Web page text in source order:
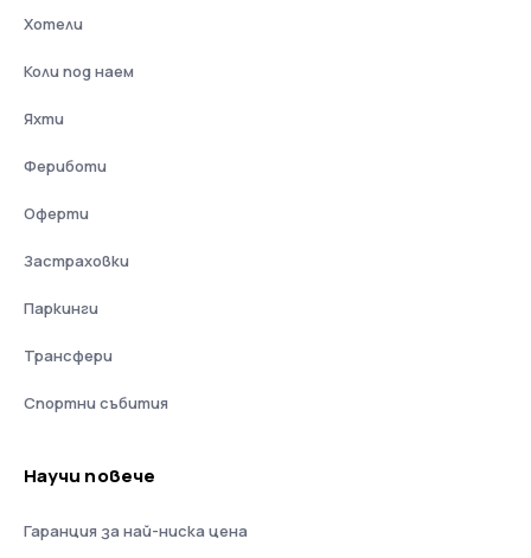
Хотели
Коли под наем
Яхти
Фериботи
Оферти
Застраховки
Паркинги
Трансфери
Спортни събития
Научи повече
Гаранция за най-ниска цена